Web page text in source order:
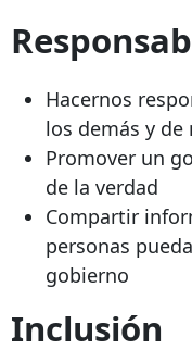
Hacernos
los demás y
Promover un
de la verdad
Compartir
personas
gobierno
Inclusión